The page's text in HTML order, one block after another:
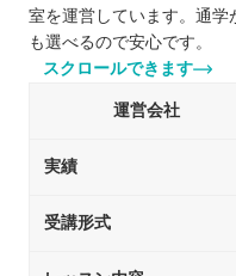
室を運営しています。通
も選べるので安心です。
スクロールできます
運営会社
実績
受講形式